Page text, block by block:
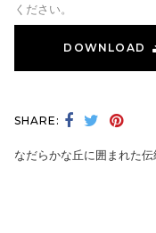
ください。
DOWNLOAD
SHARE:
なだらかな丘に囲まれた伝